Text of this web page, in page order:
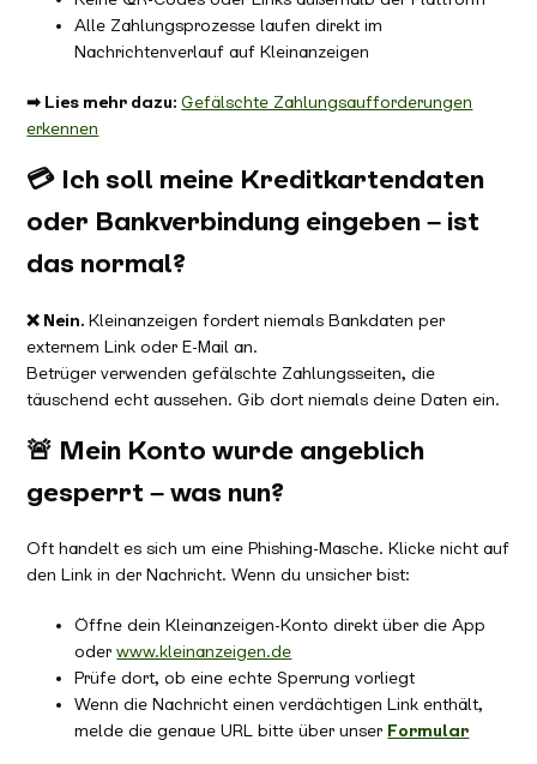
Alle Zahlungsprozesse laufen direkt im
Nachrichtenverlauf auf Kleinanzeigen
➡ Lies mehr dazu: Gefälschte Zahlungsaufforderungen
erkennen
💳 Ich soll meine Kreditkartendaten
oder Bankverbindung eingeben – ist
das normal?
❌ Nein. Kleinanzeigen fordert niemals Bankdaten per
externem Link oder E-Mail an.
Betrüger verwenden gefälschte Zahlungsseiten, die
täuschend echt aussehen. Gib dort niemals deine Daten ein.
🚨 Mein Konto wurde angeblich
gesperrt – was nun?
Oft handelt es sich um eine Phishing-Masche. Klicke nicht auf
den Link in der Nachricht. Wenn du unsicher bist:
Öffne dein Kleinanzeigen-Konto direkt über die App
oderwww.kleinanzeigen.de
Prüfe dort, ob eine echte Sperrung vorliegt
Wenn die Nachricht einen verdächtigen Link enthält,
melde die genaue URL bitte über unser Formular